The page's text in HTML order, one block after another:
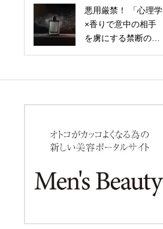
る、関係が劇的に深
まる「引力の会話
術」
悪用厳禁！ 「心理学
×香りで意中の相手
を虜にする禁断の恋
感情を操る嗅覚戦略